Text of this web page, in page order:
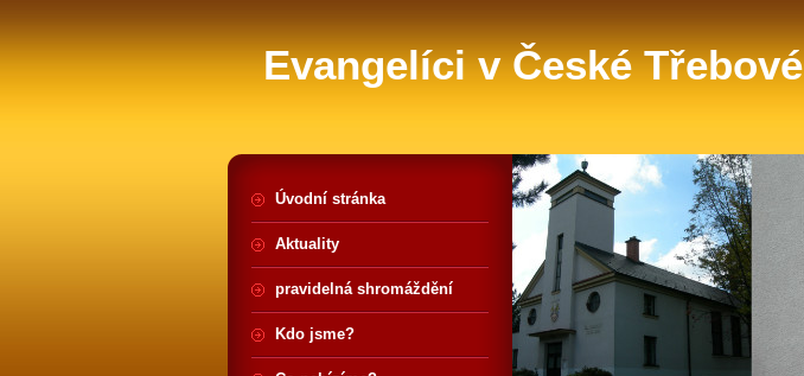
Evangelíci v České Třebové
Úvodní stránka
Aktuality
pravidelná shromáždění
Kdo jsme?